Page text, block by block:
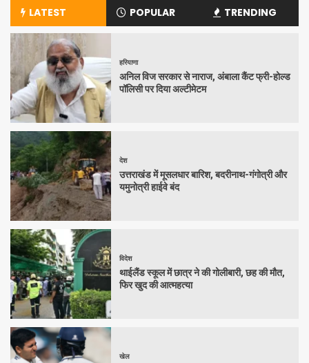
LATEST POPULAR TRENDING
हरियाणा
अनिल विज सरकार से नाराज, अंबाला कैंट फ्री-होल्ड
पॉलिसी पर दिया अल्टीमेटम
देश
उत्तराखंड में मूसलधार बारिश, बदरीनाथ-गंगोत्री और
यमुनोत्री हाईवे बंद
विदेश
थाईलैंड स्कूल में छात्र ने की गोलीबारी, छह की मौत,
फिर खुद की आत्महत्या
खेल